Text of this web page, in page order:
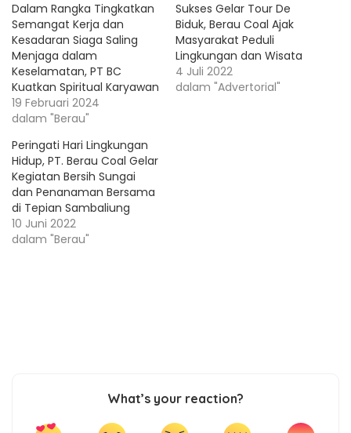
Dalam Rangka Tingkatkan
Semangat Kerja dan
Kesadaran Siaga Saling
Menjaga dalam
Keselamatan, PT BC
Kuatkan Spiritual Karyawan
19 Februari 2024
dalam "Berau"
Sukses Gelar Tour De
Biduk, Berau Coal Ajak
Masyarakat Peduli
Lingkungan dan Wisata
4 Juli 2022
dalam "Advertorial"
Peringati Hari Lingkungan
Hidup, PT. Berau Coal Gelar
Kegiatan Bersih Sungai
dan Penanaman Bersama
di Tepian Sambaliung
10 Juni 2022
dalam "Berau"
What’s your reaction?